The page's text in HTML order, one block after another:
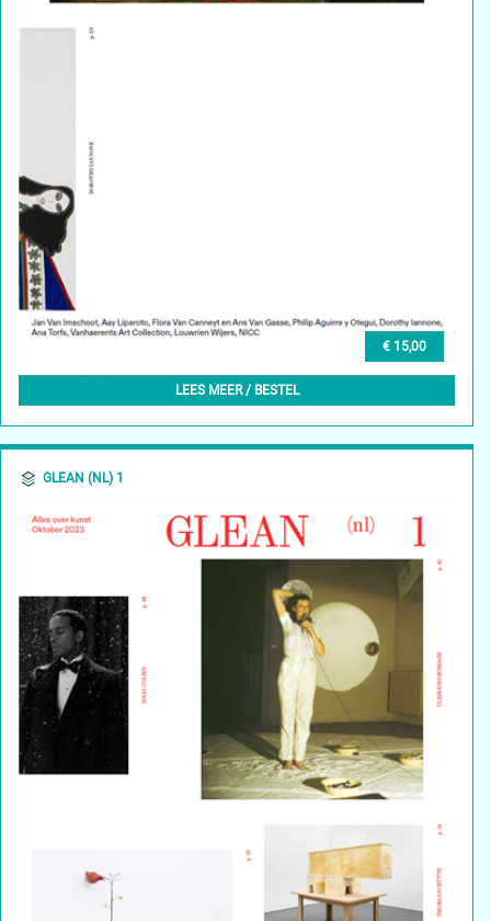
€ 15,00
GLEAN (NL) 2, NOVEMBER 2023
LEES MEER / BESTEL
GLEAN (NL) 1